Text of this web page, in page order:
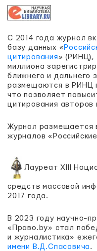
С 2014 года журнал
базу данных «
цитирования» (РИНЦ),
миллиона
ближнего и дальнего
размещаются в РИНЦ
что позволяет
цитирования авторов
Журнал размещается
журналов
Лауреат XIII
средств массовой
2017 года.
В 2023 году научно-
«Право.by» стал
и журналистика»
имени В.Д.Спасовича .